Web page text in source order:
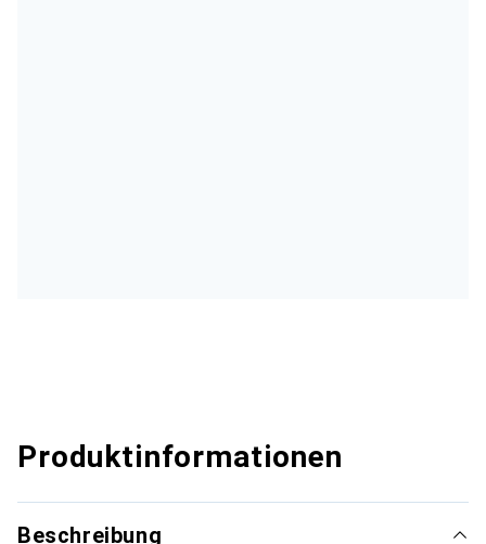
Produktinformationen
Beschreibung